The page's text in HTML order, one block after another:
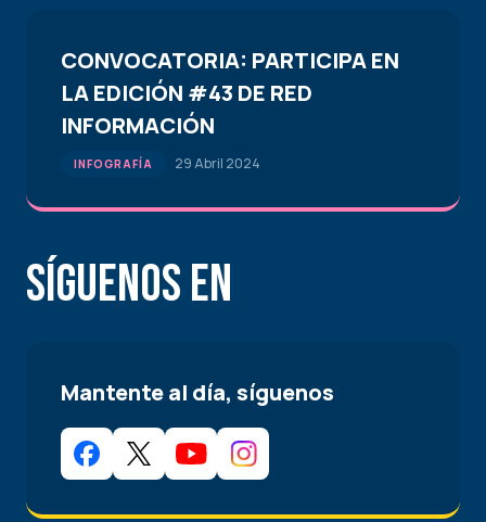
CONVOCATORIA: PARTICIPA EN
LA EDICIÓN #43 DE RED
INFORMACIÓN
INFOGRAFÍA 29 Abril 2024
Síguenos en
Mantente al día, síguenos